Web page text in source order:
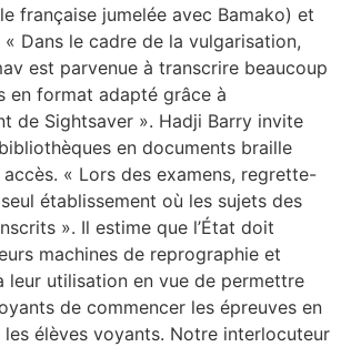
française jumelée avec Bamako) et
« Dans le cadre de la vulgarisation,
est parvenue à transcrire beaucoup
en format adapté grâce à
de Sightsaver ». Hadji Barry invite
en documents braille
« Lors des examens, regrette-
établissement où les sujets des
». Il estime que l’État doit
machines de reprographie et
leur utilisation en vue de permettre
de commencer les épreuves en
les élèves voyants. Notre interlocuteur